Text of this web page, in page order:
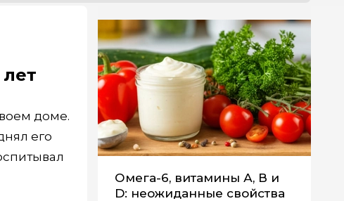
доме.
его
Омега-6, витамины А, В и
D: неожиданные свойства